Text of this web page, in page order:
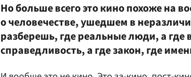
Но больше всего это кино похоже на
о человечестве, ушедшем в
разберешь, где реальные люди, а где
справедливость, а где закон, где